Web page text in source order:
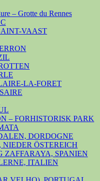
– Grotte du Rennes
VAAST
LA-FORET
– FORHISTORISK PARK
DORDOGNE
ÖSTEREICH
ZAFFARAYA, SPANIEN
ITALIEN